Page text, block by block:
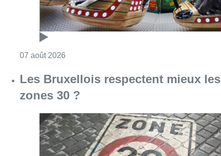
07 août 2026
Les Bruxellois respectent mieux les
zones 30 ?